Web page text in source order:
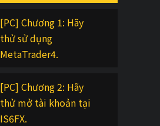
[PC] Chương 1: Hãy
thử sử dụng
MetaTrader4.
[PC] Chương 2: Hãy
thử mở tài khoản tại
IS6FX.